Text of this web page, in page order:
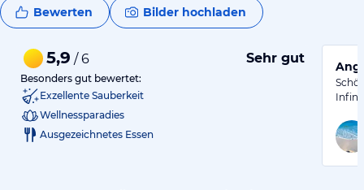
Bewerten Bilder hochladen
5,9 / 6 Sehr gut
Besonders gut bewertet:
Exzellente Sauberkeit
Wellnessparadies
Ausgezeichnetes Essen